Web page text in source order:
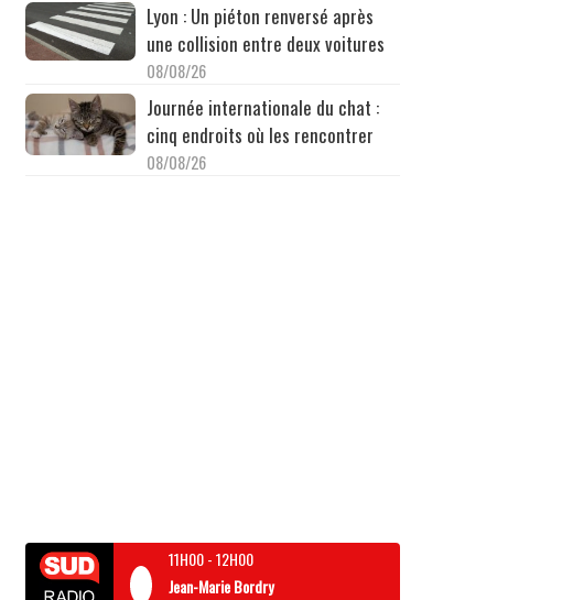
Lyon : Un piéton renversé après
une collision entre deux voitures
08/08/26
Journée internationale du chat :
cinq endroits où les rencontrer
08/08/26
11H00-12H00
Jean-Marie Bordry